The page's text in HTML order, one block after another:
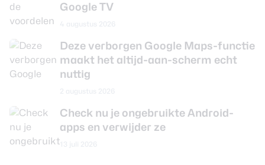
Google TV
Deze verborgen Google Maps-functie
maakt het altijd-aan-scherm echt
nuttig
Check nu je ongebruikte Android-
apps en verwijder ze